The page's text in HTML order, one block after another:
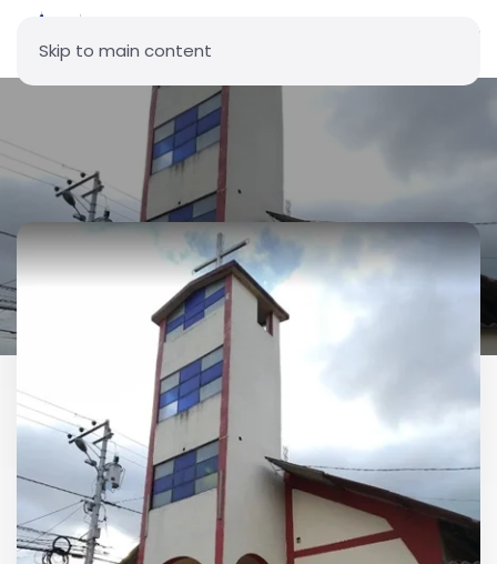
Skip to main content
Parroquia Jesús de Nazareth
de Cutuglagua